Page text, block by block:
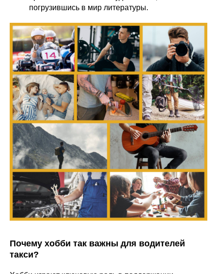
погрузившись в мир литературы.
Почему хобби так важны для водителей
такси?